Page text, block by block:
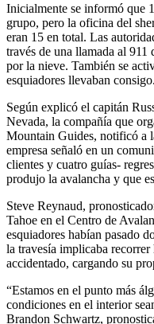
Inicialmente se informó que
grupo, pero la oficina del
eran 15 en total. Las
través de una llamada al 911
por la nieve. También se
esquiadores llevaban consigo.
Según explicó el capitán
Nevada, la compañía que
Mountain Guides, notificó a
empresa señaló en un
clientes y cuatro guías-
produjo la avalancha y que
Steve Reynaud,
Tahoe en el Centro de
esquiadores habían pasado
la travesía implicaba
accidentado, cargando su
“Estamos en el punto más
condiciones en el interior
Brandon Schwartz,